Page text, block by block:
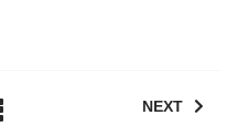
NEXT